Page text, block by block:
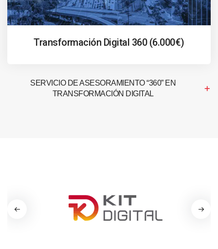
Transformación Digital 360 (6.000€)
SERVICIO DE ASESORAMIENTO “360” EN
TRANSFORMACIÓN DIGITAL